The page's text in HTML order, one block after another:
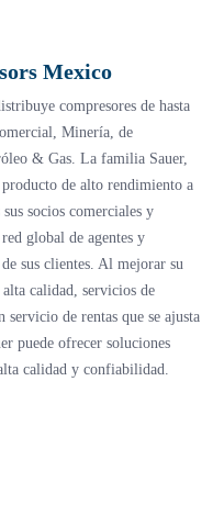
Mexico
compresores de hasta
Minería, de
& Gas. La familia Sauer,
de alto rendimiento a
socios comerciales y
global de agentes y
sus clientes. Al mejorar su
alta calidad, servicios de
de rentas que se ajusta
puede ofrecer soluciones
calidad y confiabilidad.